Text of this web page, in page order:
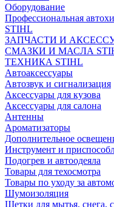
Оборудование
Профессиональная
STIHL
ЗАПЧАСТИ И
СМАЗКИ И МАСЛА
ТЕХНИКА STIHL
Автоаксессуары
Автозвук и сигнализация
Аксессуары для кузова
Аксессуары для салона
Антенны
Ароматизаторы
Дополнительное
Инструмент и
Подогрев и автоодеяла
Товары для техосмотра
Товары по уходу за
Шумоизоляция
Щетки для мытья, снега,